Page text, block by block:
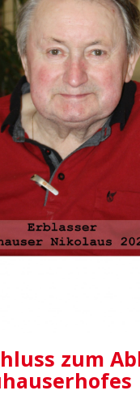
zum